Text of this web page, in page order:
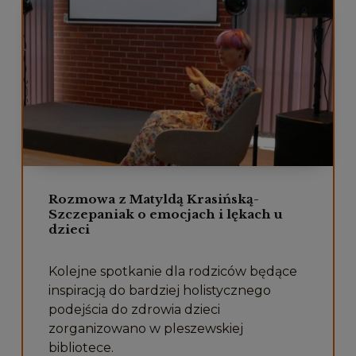
Rozmowa z Matyldą Krasińską-
Szczepaniak o emocjach i lękach u
dzieci
Kolejne spotkanie dla rodziców będące
inspiracją do bardziej holistycznego
podejścia do zdrowia dzieci
zorganizowano w pleszewskiej
bibliotece.